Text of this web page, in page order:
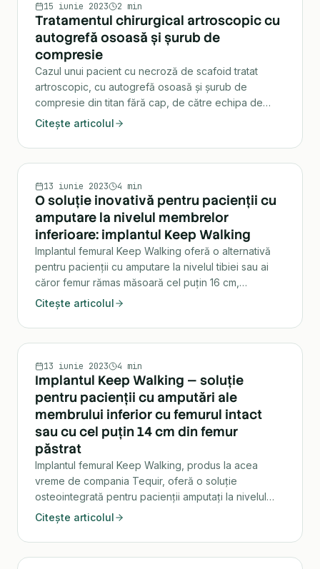
TRAUMATOLOGIE
15 iunie 2023 2 min
Tratamentul chirurgical artroscopic cu
autogrefă osoasă și șurub de
compresie
Cazul unui pacient cu necroză de scafoid tratat
artroscopic, cu autogrefă osoasă și șurub de
compresie din titan fără cap, de către echipa de
chirurgia mâinii a dr. Daniel Vîlcioiu.
Citește articolul
ORTOPEDIE
13 iunie 2023 4 min
O soluție inovativă pentru pacienții cu
amputare la nivelul membrelor
inferioare: implantul Keep Walking
Implantul femural Keep Walking oferă o alternativă
pentru pacienții cu amputare la nivelul tibiei sau ai
căror femur rămas măsoară cel puțin 16 cm,
îmbunătățind mersul și confortul protezării externe.
Citește articolul
ORTOPEDIE
13 iunie 2023 4 min
Implantul Keep Walking — soluție
pentru pacienții cu amputări ale
membrului inferior cu femurul intact
sau cu cel puțin 14 cm din femur
păstrat
Implantul femural Keep Walking, produs la acea
vreme de compania Tequir, oferă o soluție
osteointegrată pentru pacienții amputați la nivelul
genunchiului, cu tijă din aliaj de titan și distanțier din
polietilenă de înaltă densitate.
Citește articolul